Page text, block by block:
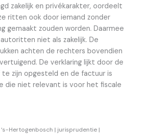
zakelijk en privékarakter, oordeelt
ritten ook door iemand zonder
gemaakt zouden worden. Daarmee
niet als zakelijk. De
achten de rechters bovendien
De verklaring lijkt door de
zijn opgesteld en de factuur is
die niet relevant is voor het fiscale
Hertogenbosch | jurisprudentie |